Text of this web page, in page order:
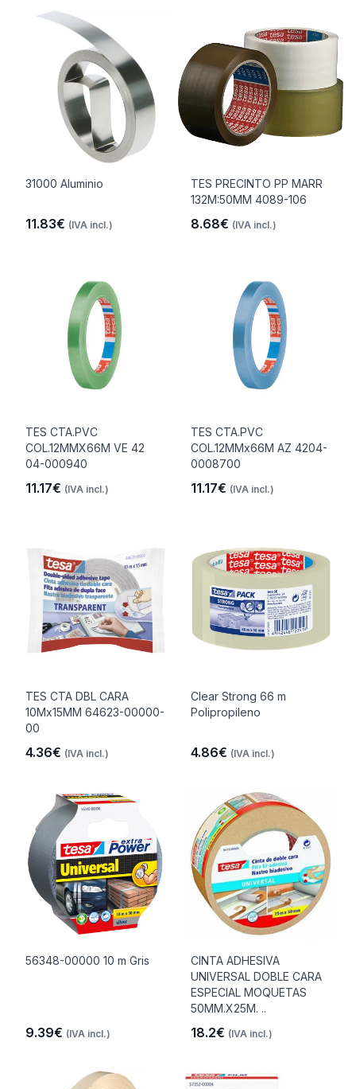
31000 Aluminio
11.83€ (IVA incl.)
TES PRECINTO PP MARR
132M:50MM 4089-106
8.68€ (IVA incl.)
TES CTA.PVC
COL.12MMX66M VE 42
04-000940
11.17€ (IVA incl.)
TES CTA.PVC
COL.12MMx66M AZ 4204-
0008700
11.17€ (IVA incl.)
TES CTA DBL CARA
10Mx15MM 64623-00000-
00
4.36€ (IVA incl.)
Clear Strong 66 m
Polipropileno
4.86€ (IVA incl.)
56348-00000 10 m Gris
9.39€ (IVA incl.)
CINTA ADHESIVA
UNIVERSAL DOBLE CARA
ESPECIAL MOQUETAS
50MM.X25M. ..
18.2€ (IVA incl.)